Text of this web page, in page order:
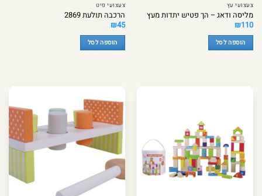
צעצועי עץ
מליסה ודאג – הך פטיש יתדות מעץ
₪110
הוספה לסל
צעצועי פיט
הרכבה תולעת 2869
₪45
הוספה לסל